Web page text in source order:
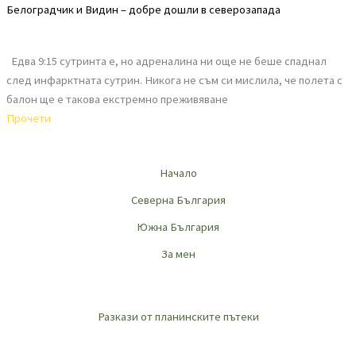
Белоградчик и Видин – добре дошли в северозапада
Едва 9:15 сутринта е, но адреналина ни още не беше спаднал
след инфарктната сутрин. Никога не съм си мислила, че полета с
балон ще е такова екстремно преживяване
Прочети
Начало
Северна България
Южна България
За мен
Разкази от планинските пътеки